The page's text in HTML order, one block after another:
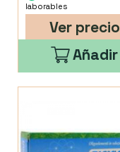
laborables
Ver precio
Añadir